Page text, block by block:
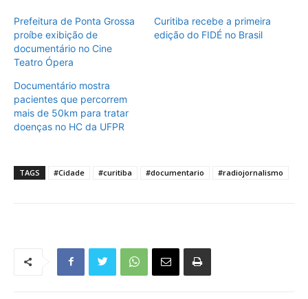
Prefeitura de Ponta Grossa
proíbe exibição de
documentário no Cine
Teatro Ópera
Curitiba recebe a primeira
edição do FIDÉ no Brasil
Documentário mostra
pacientes que percorrem
mais de 50km para tratar
doenças no HC da UFPR
TAGS #Cidade #curitiba #documentario #radiojornalismo